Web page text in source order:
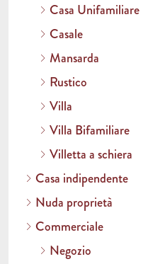
Casa Unifamiliare
Casale
Mansarda
Rustico
Villa
Villa Bifamiliare
Villetta a schiera
Casa indipendente
Nuda proprietà
Commerciale
Negozio